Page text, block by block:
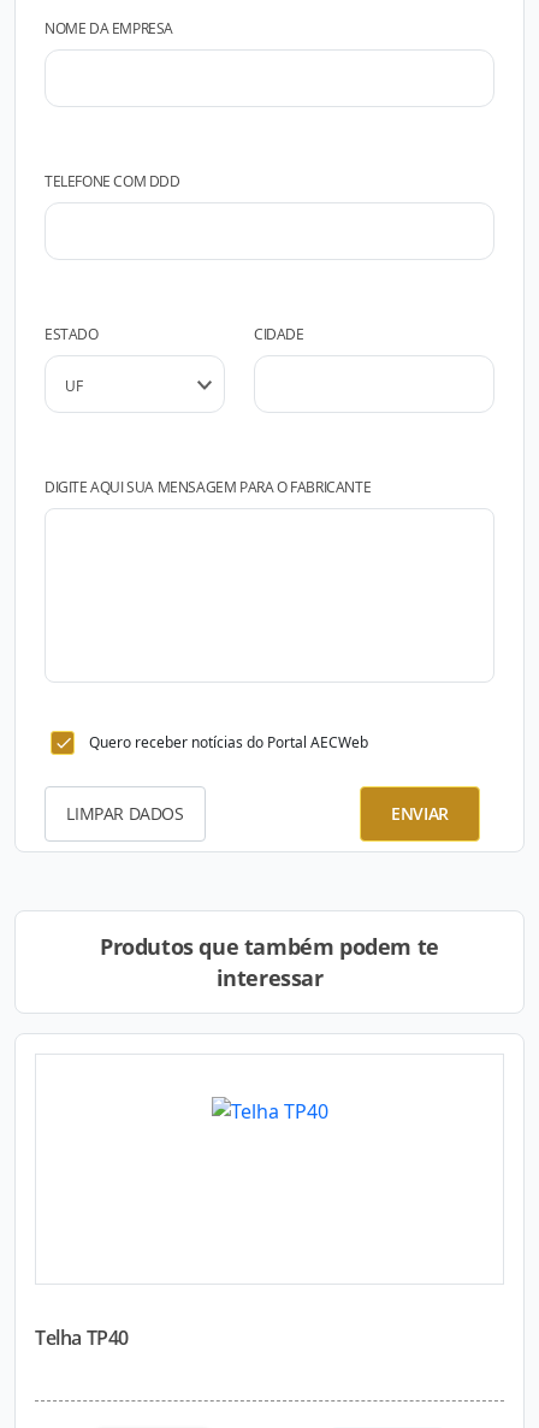
NOME DA EMPRESA
TELEFONE COM DDD
ESTADO CIDADE
DIGITE AQUI SUA MENSAGEM PARA O FABRICANTE
Quero receber notícias do Portal AECWeb
LIMPAR DADOS ENVIAR
Produtos que também podem te
interessar
Telha TP40